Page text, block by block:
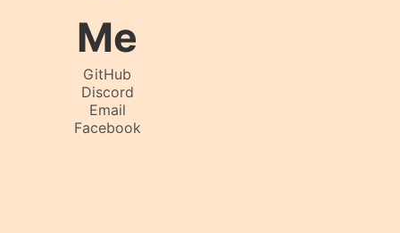
Me
GitHub
Discord
Email
Facebook